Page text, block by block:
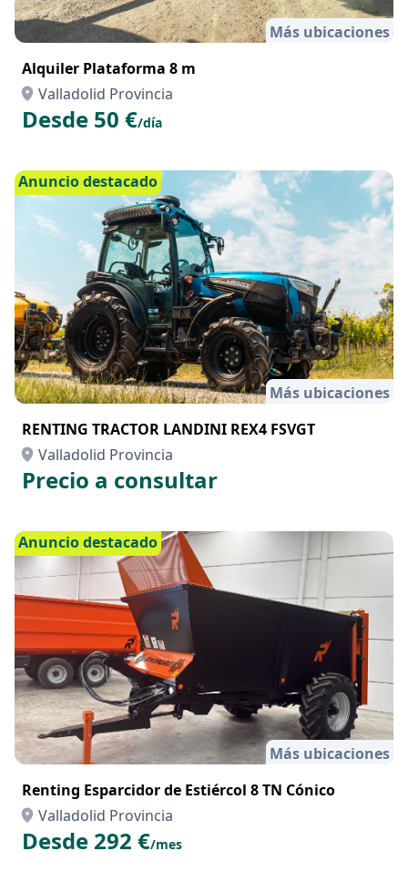
Más ubicaciones
Alquiler Plataforma 8 m
Valladolid Provincia
Desde 50 €/día
Anuncio destacado
Más ubicaciones
RENTING TRACTOR LANDINI REX4 FSVGT
Valladolid Provincia
Precio a consultar
Anuncio destacado
Más ubicaciones
Renting Esparcidor de Estiércol 8 TN Cónico
Valladolid Provincia
Desde 292 €/mes